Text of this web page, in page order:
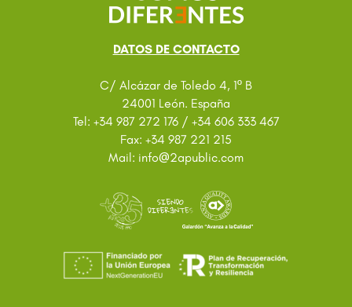
DATOS DE CONTACTO
C/ Alcázar de Toledo 4, 1º B
24001 León. España
Tel: +34 987 272 176 / +34 606 333 467
Fax: +34 987 221 215
Mail: info@2apublic.com